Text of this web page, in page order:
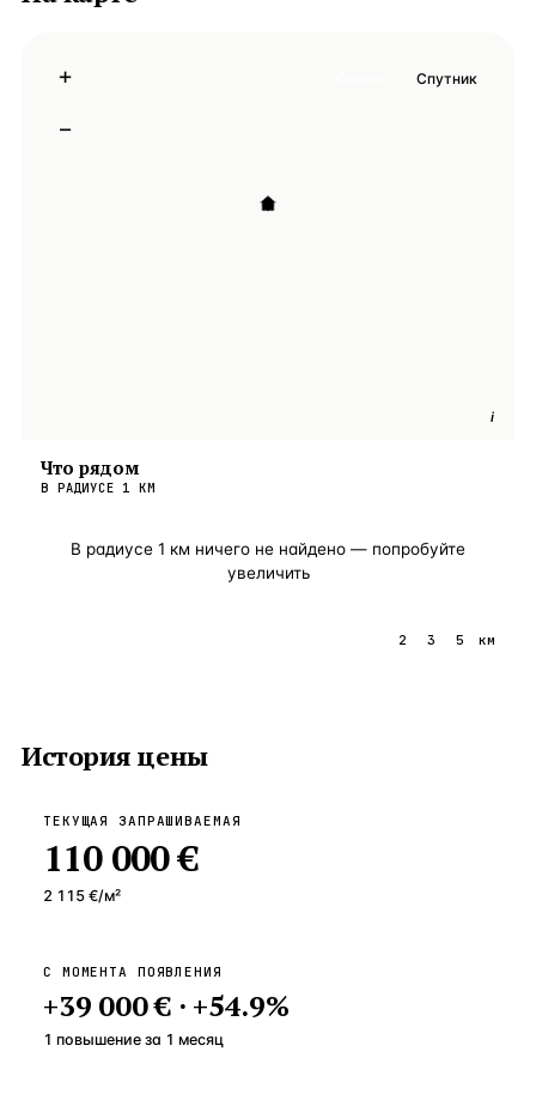
i
+
−
Спутник
Что рядом
В РАДИУСЕ 1 КМ
В радиусе 1 км ничего не найдено — попробуйте
увеличить
2 3 5 км
История цены
ТЕКУЩАЯ ЗАПРАШИВАЕМАЯ
110 000 €
2 115 €/м²
С МОМЕНТА ПОЯВЛЕНИЯ
+39 000 €· +54.9%
1 повышение за 1 месяц